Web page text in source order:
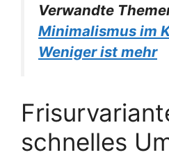
Verwandte
Minimalismus im
Weniger ist mehr
schnelles